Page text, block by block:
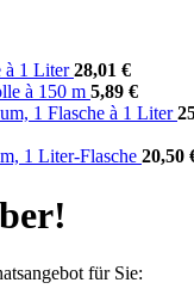
à 1 Liter28,01 €
à 150 m 5,89 €
1 Flasche à 1 Liter
1 Liter-Flasche 20,50
für Sie: